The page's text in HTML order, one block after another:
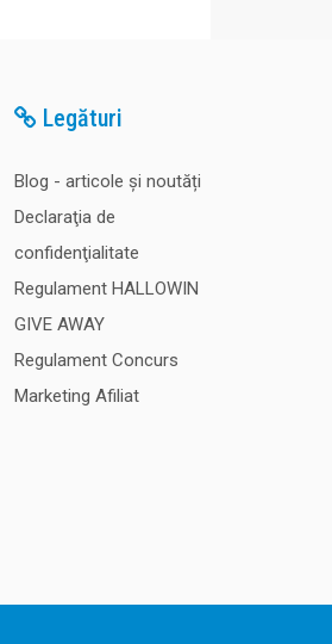
Legături
Blog - articole și noutăți
Declaraţia de
confidenţialitate
Regulament HALLOWIN
GIVE AWAY
Regulament Concurs
Marketing Afiliat